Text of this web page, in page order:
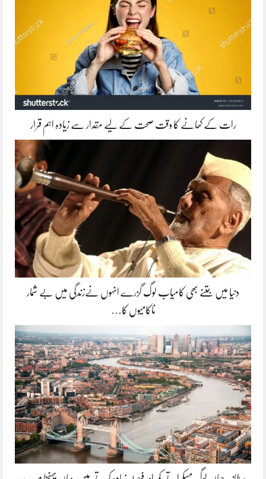
رات کے کھانے کا وقت صحت کے لیے مقدار سے زیادہ اہم قرار
دنیا میں جتنے بھی کامیاب لوگ گزرے انہوں نےزندگی میں بے شمار
ناکامیوں کا…